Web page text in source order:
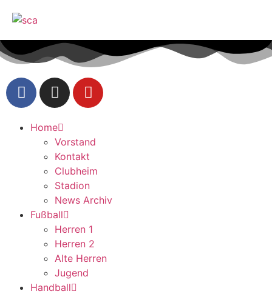
Home
Vorstand
Kontakt
Clubheim
Stadion
News Archiv
Fußball
Herren 1
Herren 2
Alte Herren
Jugend
Handball